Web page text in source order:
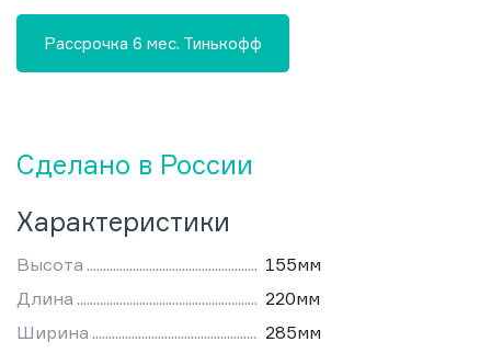
Сделано в России
Характеристики
Высота
155мм
Длина
220мм
Ширина
285мм
Рассрочка 6 мес. Тинькофф